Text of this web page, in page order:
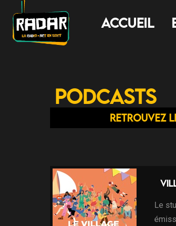
Accueil
Podcasts
Retrouvez
Le